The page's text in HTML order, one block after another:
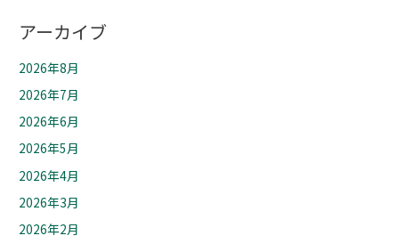
アーカイブ
2026年8月
2026年7月
2026年6月
2026年5月
2026年4月
2026年3月
2026年2月